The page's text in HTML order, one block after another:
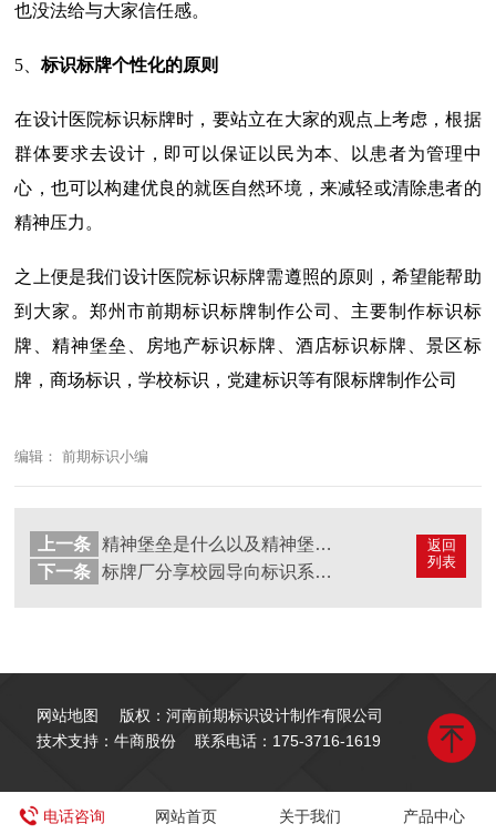
也没法给与大家信任感。
5、标识标牌个性化的原则
在设计医院标识标牌时，要站立在大家的观点上考虑，根据
群体要求去设计，即可以保证以民为本、以患者为管理中
心，也可以构建优良的就医自然环境，来减轻或清除患者的
精神压力。
之上便是我们设计医院标识标牌需遵照的原则，希望能帮助
到大家。郑州市前期标识标牌制作公司、主要制作标识标
牌、精神堡垒、房地产标识标牌、酒店标识标牌、景区标
牌，商场标识，学校标识，党建标识等有限标牌制作公司
编辑： 前期标识小编
返回
列表
上一条
精神堡垒是什么以及精神堡垒常见材料
下一条
标牌厂分享校园导向标识系统如何艺术化设计
网站地图
版权：河南前期标识设计制作有限公司
技术支持：牛商股份
联系电话： 175-3716-1619
电话咨询 网站首页 关于我们 产品中心